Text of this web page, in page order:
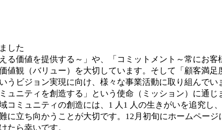
した
る価値を提供する～」や、「コミットメント～常にお客
値観（バリュー）を大切しています。そして「顧客満足
うビジョン実現に向け、様々な事業活動に取り組んでい
ュニティを創造する」という使命（ミッション）に通じ
コミュニティの創造には、1 人1 人の生きがいを追究し
に立ち向かうことが大切です。12月初旬にホームページ
たら幸いです。